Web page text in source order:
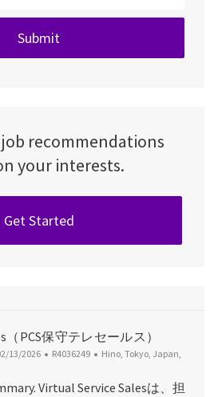
Submit
recommendations
your interests.
Get Started
PCS保守テレセールス）
Date
13/2026 Job Id
R4036249 Location
Hino, Tokyo, Japan,
Virtual Service Salesは、担